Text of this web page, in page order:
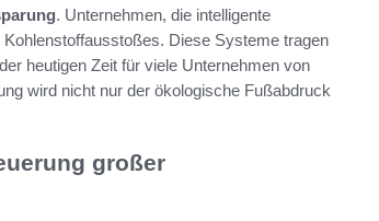
. Unternehmen, die intelligente
Diese Systeme tragen
heutigen Zeit für viele Unternehmen von
wird nicht nur der ökologische Fußabdruck
großer